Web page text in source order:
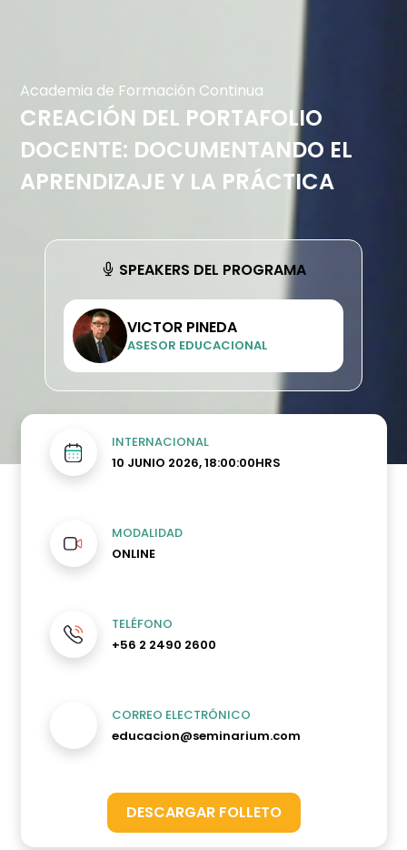
Academia de Formación Continua
CREACIÓN DEL PORTAFOLIO
DOCENTE: DOCUMENTANDO EL
APRENDIZAJE Y LA PRÁCTICA
SPEAKERS DEL PROGRAMA
VICTOR PINEDA
ASESOR EDUCACIONAL
INTERNACIONAL
10 JUNIO 2026, 18:00:00HRS
MODALIDAD
ONLINE
TELÉFONO
+56 2 2490 2600
CORREO ELECTRÓNICO
educacion@seminarium.com
DESCARGAR FOLLETO